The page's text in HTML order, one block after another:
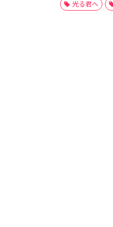
光る君へ